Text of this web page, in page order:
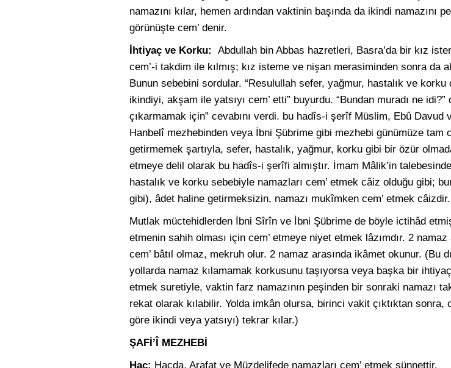
namazını kılar, hemen ardından vaktinin başında da ikindi namazını
görünüşte cem’ denir.
İhtiyaç ve Korku: Abdullah bin Abbas hazretleri, Basra’da bir kız
cem’-i takdim ile kılmış; kız isteme ve nişan merasiminden sonra da
Bunun sebebini sordular. “Resulullah sefer, yağmur, hastalık ve
ikindiyi, akşam ile yatsıyı cem’ etti” buyurdu. “Bundan muradı ne
çıkarmamak için” cevabını verdi. bu hadîs-i şerîf Müslim, Ebû Davud
Hanbelî mezhebinden veya İbni Şübrime gibi mezhebi günümüze tam
getirmemek şartıyla, sefer, hastalık, yağmur, korku gibi bir özür
etmeye delil olarak bu hadîs-i şerîfi almıştır. İmam Mâlik’in
hastalık ve korku sebebiyle namazları cem’ etmek câiz olduğu gibi;
gibi), âdet haline getirmeksizin, namazı mukîmken cem’ etmek câizdir.
Mutlak müctehidlerden İbni Sîrîn ve İbni Şübrime de böyle ictihâd
etmenin sahih olması için cem’ etmeye niyet etmek lâzımdır. 2 namaz
cem’ bâtıl olmaz, mekruh olur. 2 namaz arasında ikâmet okunur. (Bu
yollarda namaz kılamamak korkusunu taşıyorsa veya başka bir
etmek suretiyle, vaktin farz namazının peşinden bir sonraki namazı
rekat olarak kılabilir. Yolda imkân olursa, birinci vakit çıktıktan sonra,
göre ikindi veya yatsıyı) tekrar kılar.)
ŞAFİ’Î MEZHEBİ
Hac: Hacda, Arafat ve Müzdelifede namazları cem’ etmek sünnettir.